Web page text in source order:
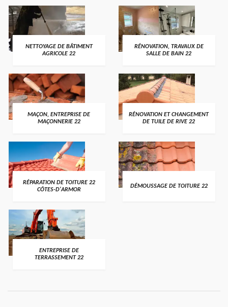
NETTOYAGE DE BÂTIMENT
AGRICOLE 22
RÉNOVATION, TRAVAUX DE
SALLE DE BAIN 22
MAÇON, ENTREPRISE DE
MAÇONNERIE 22
RÉNOVATION ET CHANGEMENT
DE TUILE DE RIVE 22
RÉPARATION DE TOITURE 22
CÔTES-D'ARMOR
DÉMOUSSAGE DE TOITURE 22
ENTREPRISE DE
TERRASSEMENT 22